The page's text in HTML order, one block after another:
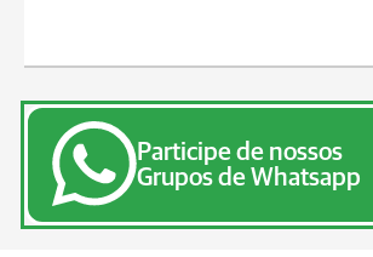
Participe de nossos
Grupos de Whatsapp